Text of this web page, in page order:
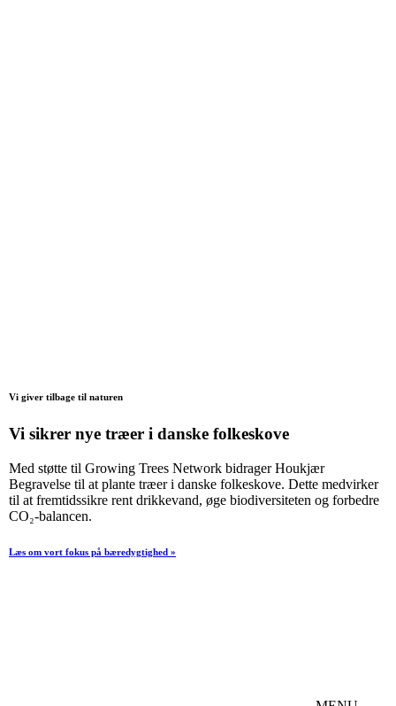
Vi giver tilbage til naturen
Vi sikrer nye træer i danske folkeskove
Med støtte til Growing Trees Network bidrager Houkjær
Begravelse til at plante træer i danske folkeskove. Dette medvirker
til at fremtidssikre rent drikkevand, øge biodiversiteten og forbedre
CO₂-balancen.
Læs om vort fokus på bæredygtighed »